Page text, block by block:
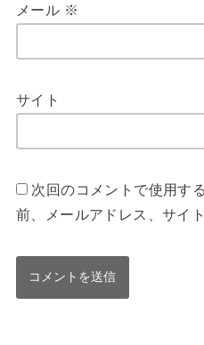
メール ※
サイト
次回のコメントで使用す
前、メールアドレス、サイ